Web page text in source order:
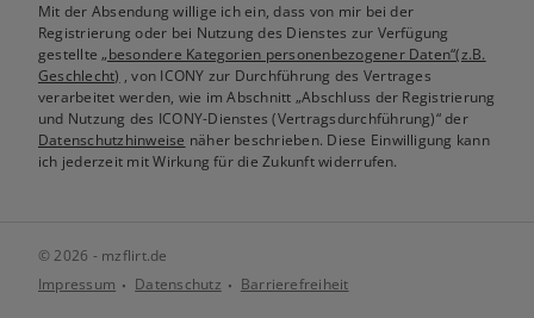
Mit der Absendung willige ich ein, dass von mir bei der
Registrierung oder bei Nutzung des Dienstes zur Verfügung
gestellte„besondere Kategorien personenbezogener Daten“(z.B.
Geschlecht) , von ICONY zur Durchführung des Vertrages
verarbeitet werden, wie im Abschnitt „Abschluss der Registrierung
und Nutzung des ICONY-Dienstes (Vertragsdurchführung)“ der
Datenschutzhinweise näher beschrieben. Diese Einwilligung kann
ich jederzeit mit Wirkung für die Zukunft widerrufen.
© 2026 - mzflirt.de
Impressum
Datenschutz Barrierefreiheit